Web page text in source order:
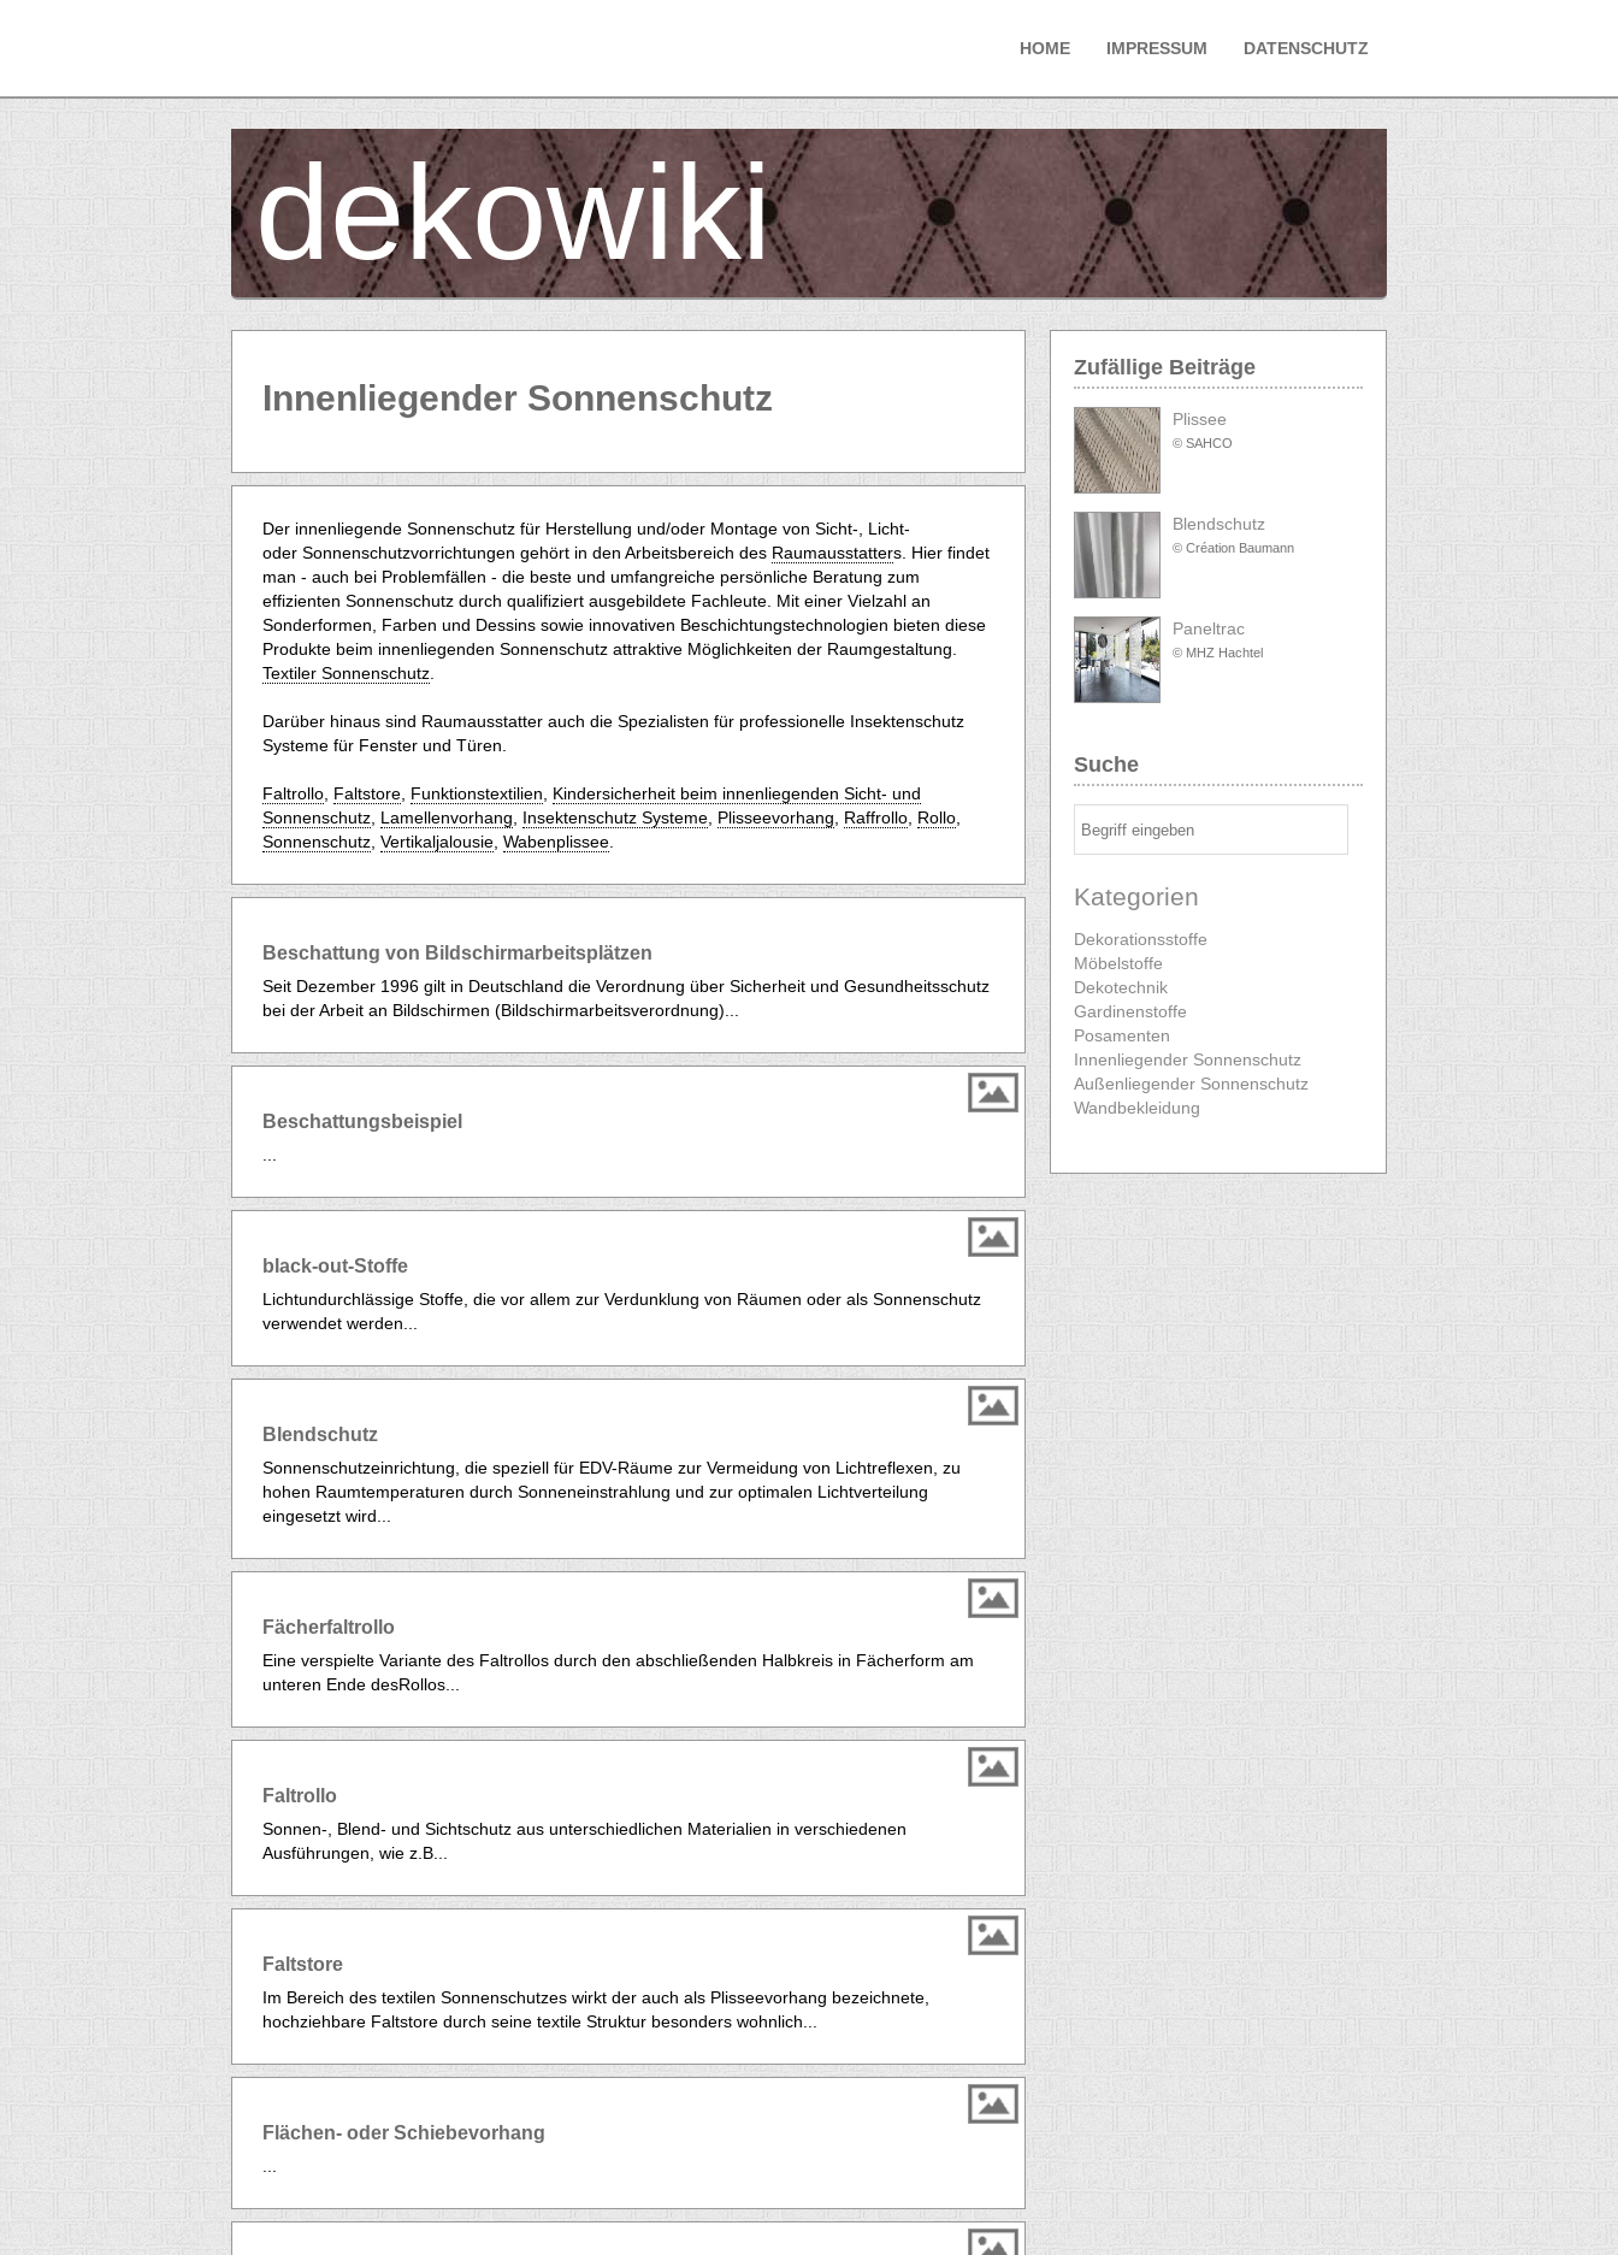
HOME IMPRESSUM DATENSCHUTZ
dekowiki
Innenliegender Sonnenschutz
Der innenliegende Sonnenschutz für Herstellung und/oder Montage von Sicht-, Licht-
oder Sonnenschutzvorrichtungen gehört in den Arbeitsbereich des Raumausstatters. Hier findet
man - auch bei Problemfällen - die beste und umfangreiche persönliche Beratung zum
effizienten Sonnenschutz durch qualifiziert ausgebildete Fachleute. Mit einer Vielzahl an
Sonderformen, Farben und Dessins sowie innovativen Beschichtungstechnologien bieten diese
Produkte beim innenliegenden Sonnenschutz attraktive Möglichkeiten der Raumgestaltung.
Textiler Sonnenschutz
Darüber hinaus sind Raumausstatter auch die Spezialisten für professionelle Insektenschutz
Systeme für Fenster und Türen.
Faltrollo Faltstore Funktionstextilien
Kindersicherheit beim innenliegenden Sicht- und
Sonnenschutz Lamellenvorhang Insektenschutz Systeme Plisseevorhang Raffrollo Rollo
Sonnenschutz Vertikaljalousie Wabenplissee
Beschattung von Bildschirmarbeitsplätzen
Seit Dezember 1996 gilt in Deutschland die Verordnung über Sicherheit und Gesundheitsschutz
bei der Arbeit an Bildschirmen (Bildschirmarbeitsverordnung)...
Beschattungsbeispiel
black-out-Stoffe
Lichtundurchlässige Stoffe, die vor allem zur Verdunklung von Räumen oder als Sonnenschutz
verwendet werden...
Blendschutz
Sonnenschutzeinrichtung, die speziell für EDV-Räume zur Vermeidung von Lichtreflexen, zu
hohen Raumtemperaturen durch Sonneneinstrahlung und zur optimalen Lichtverteilung
eingesetzt wird...
Fächerfaltrollo
Eine verspielte Variante des Faltrollos durch den abschließenden Halbkreis in Fächerform am
unteren Ende desRollos...
Faltrollo
Sonnen-, Blend- und Sichtschutz aus unterschiedlichen Materialien in verschiedenen
Ausführungen, wie z.B...
Faltstore
Im Bereich des textilen Sonnenschutzes wirkt der auch als Plisseevorhang bezeichnete,
hochziehbare Faltstore durch seine textile Struktur besonders wohnlich...
Flächen- oder Schiebevorhang
Zufällige Beiträge
Plissee
© SAHCO
Blendschutz
© Création Baumann
Paneltrac
© MHZ Hachtel
Suche
Kategorien
Dekorationsstoffe
Möbelstoffe
Dekotechnik
Gardinenstoffe
Posamenten
Innenliegender Sonnenschutz
Außenliegender Sonnenschutz
Wandbekleidung